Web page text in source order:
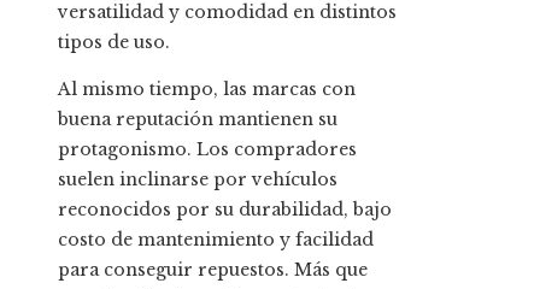
versatilidad y comodidad en distintos
tipos de uso.
Al mismo tiempo, las marcas con
buena reputación mantienen su
protagonismo. Los compradores
suelen inclinarse por vehículos
reconocidos por su durabilidad, bajo
costo de mantenimiento y facilidad
para conseguir repuestos. Más que